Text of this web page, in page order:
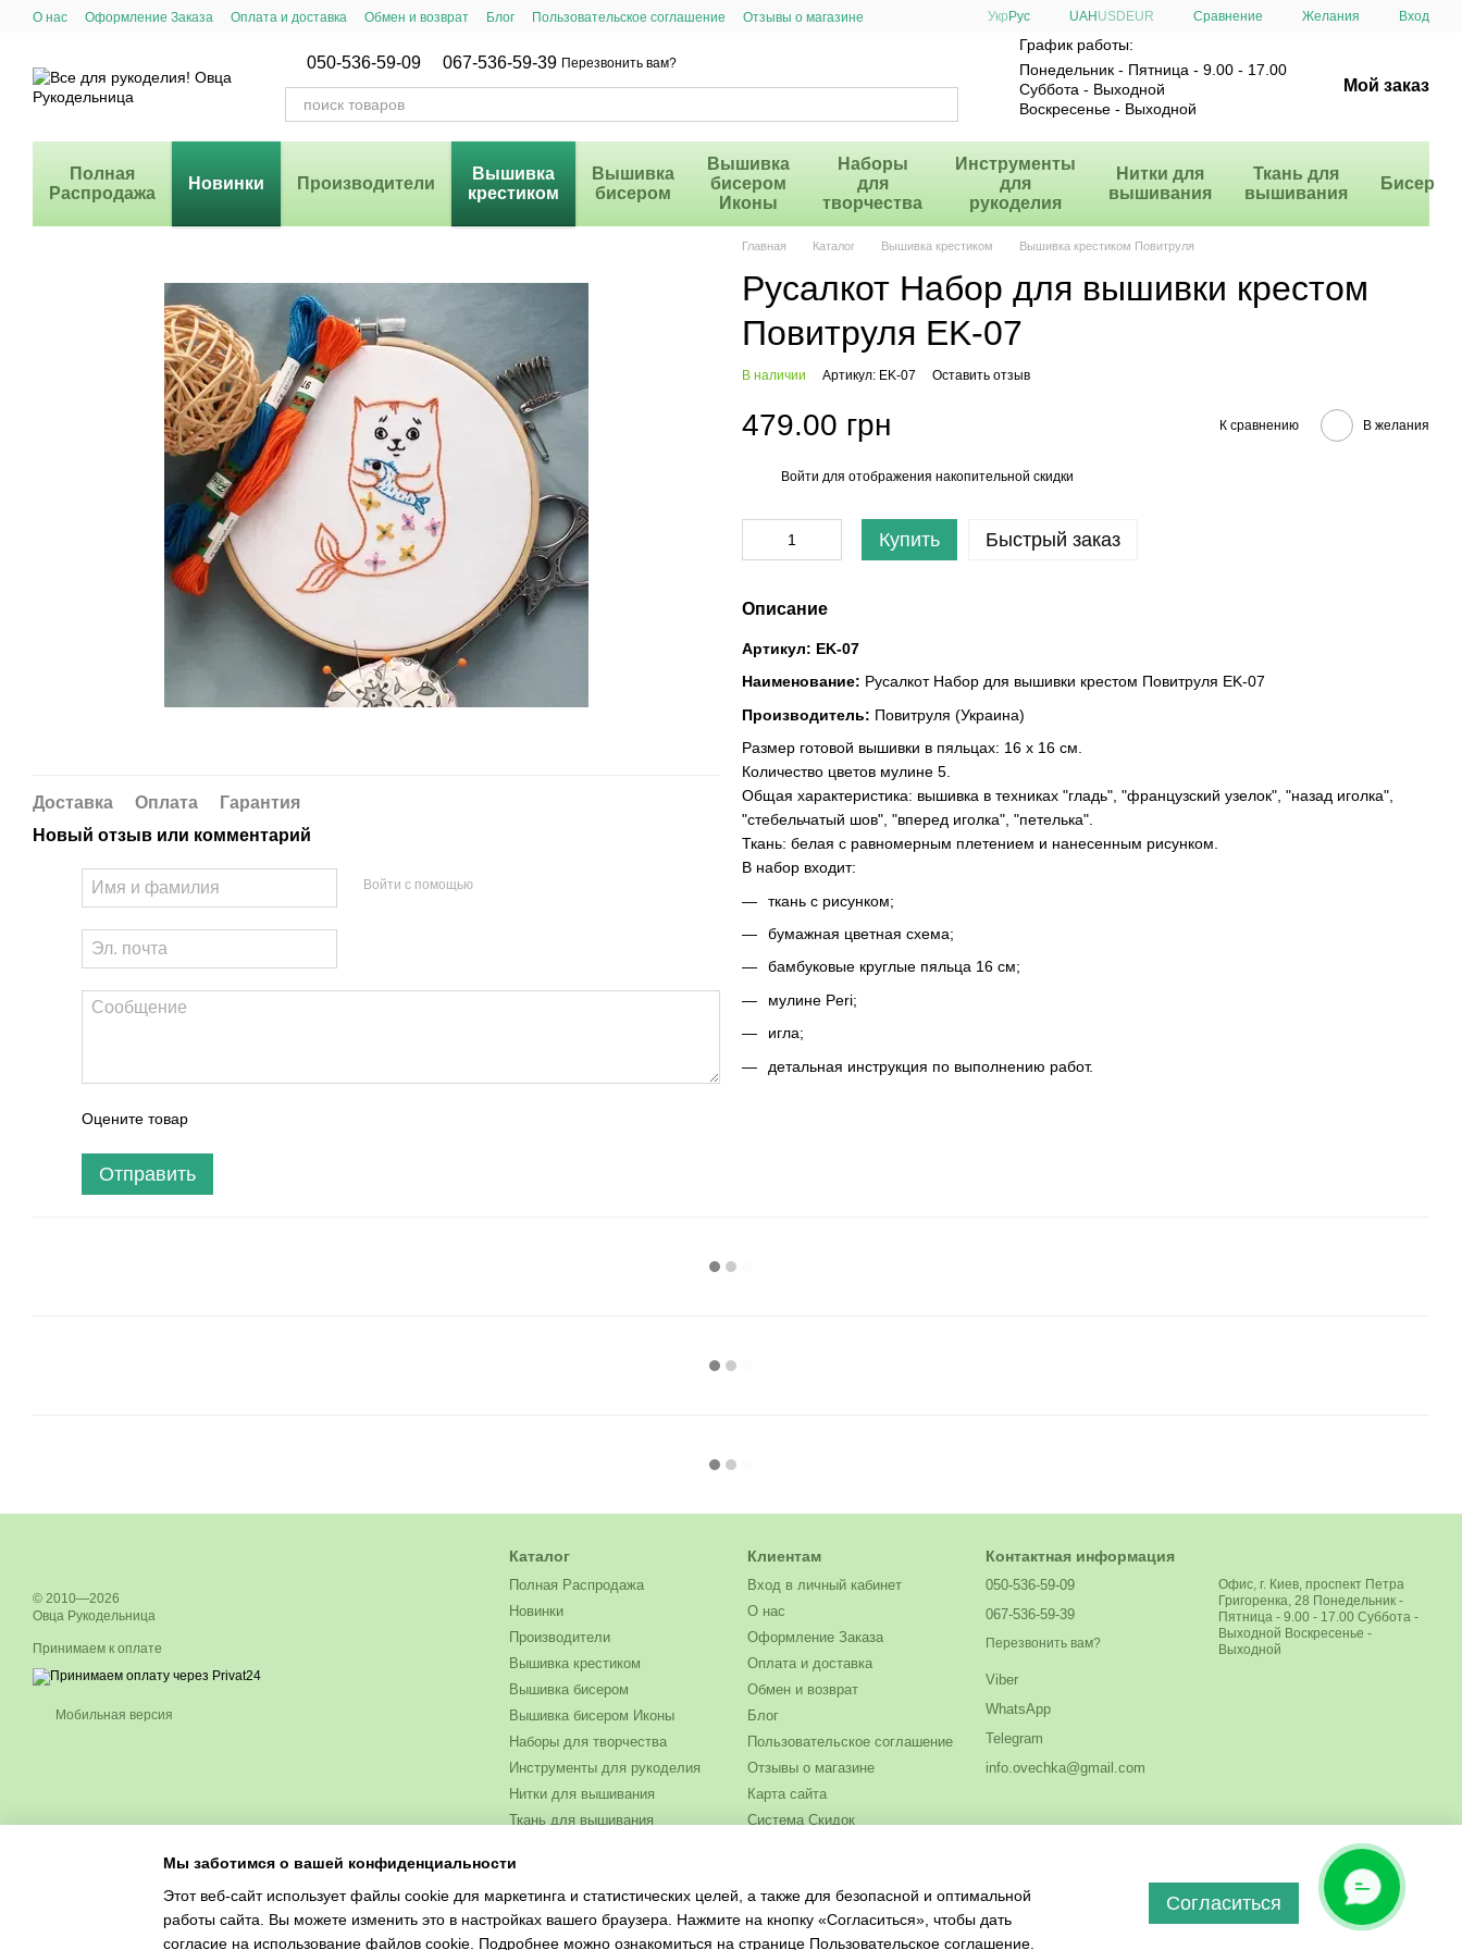
Перейти к основному контенту
О нас Оформление Заказа Оплата и доставка Обмен и возврат Блог Пользовательское соглашение
Отзывы о магазине
Укр Рус UAH USD EUR Сравнение Желания Вход
050-536-59-09 067-536-59-39 Перезвонить вам?
График работы:
Понедельник - Пятница - 9.00 - 17.00
Суббота - Выходной
Воскресенье - Выходной
Мой заказ
Полная
Распродажа
Новинки Производители
Вышивка
крестиком
Вышивка
бисером
Вышивка
бисером
Иконы
Наборы
для
творчества
Инструменты
для
рукоделия
Нитки для
вышивания
Ткань для
вышивания
Бисер
Доставка Оплата
Гарантия
Новый отзыв или комментарий
Войти с помощью
Оцените товар
Отправить
Главная Каталог Вышивка крестиком Вышивка крестиком Повитруля
Русалкот Набор для вышивки крестом
Повитруля EK-07
В наличии Артикул: EK-07 Оставить отзыв
479.00 грн К сравнению В желания
Войти для отображения накопительной скидки
Купить Быстрый заказ
Описание
Артикул: EK-07
Наименование: Русалкот Набор для вышивки крестом Повитруля EK-07
Производитель: Повитруля (Украина)
Размер готовой вышивки в пяльцах: 16 х 16 см.
Количество цветов мулине 5.
Общая характеристика: вышивка в техниках "гладь", "французский узелок", "назад иголка",
"стебельчатый шов", "вперед иголка", "петелька".
Ткань: белая с равномерным плетением и нанесенным рисунком.
В набор входит:
ткань с рисунком;
бумажная цветная схема;
бамбуковые круглые пяльца 16 см;
мулине Peri;
игла;
детальная инструкция по выполнению работ.
© 2010—2026
Овца Рукодельница
Принимаем к оплате
Мобильная версия
Каталог
Полная Распродажа
Новинки
Производители
Вышивка крестиком
Вышивка бисером
Вышивка бисером Иконы
Наборы для творчества
Инструменты для рукоделия
Нитки для вышивания
Ткань для вышивания
Одежда и текстиль
Журналы для рукоделия
Клиентам
Вход в личный кабинет
О нас
Оформление Заказа
Оплата и доставка
Обмен и возврат
Блог
Пользовательское соглашение
Отзывы о магазине
Карта сайта
Система Скидок
Контактная информация
050-536-59-09
067-536-59-39
Перезвонить вам?
Viber
WhatsApp
Telegram
info.ovechka@gmail.com
Офис, г. Киев, проспект Петра
Григоренка, 28 Понедельник -
Пятница - 9.00 - 17.00 Суббота -
Выходной Воскресенье -
Выходной
Мы заботимся о вашей конфиденциальности
Этот веб-сайт использует файлы cookie для маркетинга и статистических целей, а также для безопасной и оптимальной
работы сайта. Вы можете изменить это в настройках вашего браузера. Нажмите на кнопку «Согласиться», чтобы дать
согласие на использование файлов cookie. Подробнее можно ознакомиться на странице Пользовательское соглашение
Согласиться
ОНЛАЙН
ЧАТ